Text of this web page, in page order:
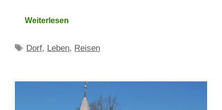
Weiterlesen
Schlagwörter
Dorf, Leben, Reisen